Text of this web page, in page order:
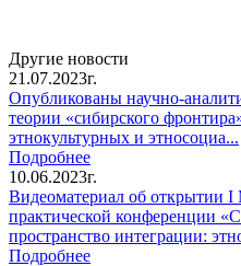
Другие новости
21.07.2023г.
Опубликованы научно-
теории «сибирского
этнокультурных и этносоциа...
Подробнее
10.06.2023г.
Видеоматериал об открытии
практической конференции
пространство интеграции:
Подробнее